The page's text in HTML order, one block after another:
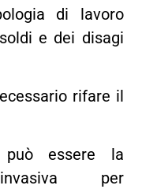
di lavoro
e dei disagi
rifare il
essere la
per